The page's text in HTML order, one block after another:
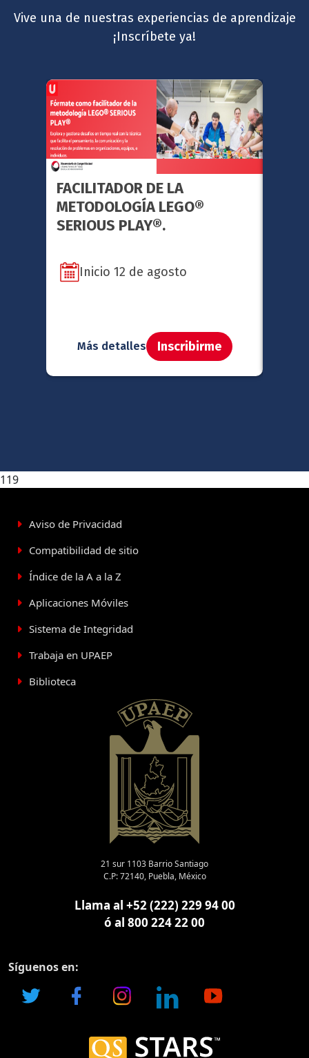
Vive una de nuestras experiencias de aprendizaje
¡Inscríbete ya!
FACILITADOR DE LA
METODOLOGÍA LEGO®
SERIOUS PLAY®.
Inicio 12 de agosto
Más detalles Inscribirme
119
Aviso de Privacidad
Compatibilidad de sitio
Índice de la A a la Z
Aplicaciones Móviles
Sistema de Integridad
Trabaja en UPAEP
Biblioteca
21 sur 1103 Barrio Santiago
C.P: 72140, Puebla, México
Llama al +52 (222) 229 94 00
ó al 800 224 22 00
Síguenos en: